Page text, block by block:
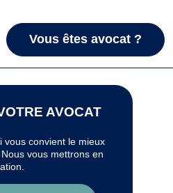
Vous êtes avocat ?
AVOCAT
vous convient le mieux
vous mettrons en